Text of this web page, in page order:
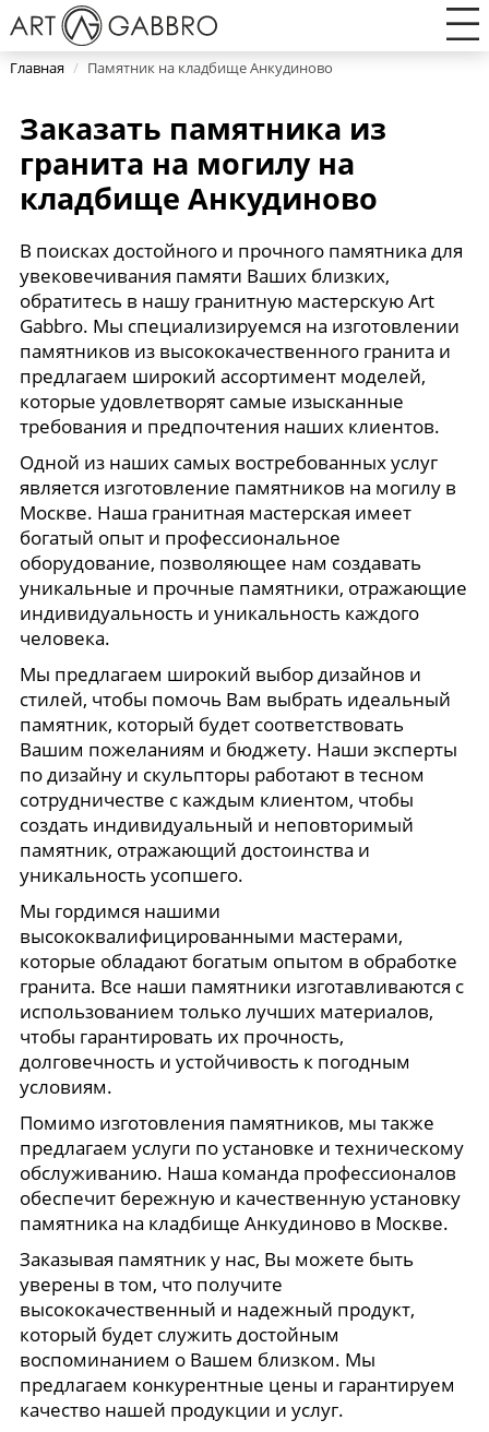
Главная / Памятник на кладбище Анкудиново
Заказать памятника из
гранита на могилу на
кладбище Анкудиново
В поисках достойного и прочного памятника для
увековечивания памяти Ваших близких,
обратитесь в нашу гранитную мастерскую Art
Gabbro. Мы специализируемся на изготовлении
памятников из высококачественного гранита и
предлагаем широкий ассортимент моделей,
которые удовлетворят самые изысканные
требования и предпочтения наших клиентов.
Одной из наших самых востребованных услуг
является изготовление памятников на могилу в
Москве. Наша гранитная мастерская имеет
богатый опыт и профессиональное
оборудование, позволяющее нам создавать
уникальные и прочные памятники, отражающие
индивидуальность и уникальность каждого
человека.
Мы предлагаем широкий выбор дизайнов и
стилей, чтобы помочь Вам выбрать идеальный
памятник, который будет соответствовать
Вашим пожеланиям и бюджету. Наши эксперты
по дизайну и скульпторы работают в тесном
сотрудничестве с каждым клиентом, чтобы
создать индивидуальный и неповторимый
памятник, отражающий достоинства и
уникальность усопшего.
Мы гордимся нашими
высококвалифицированными мастерами,
которые обладают богатым опытом в обработке
гранита. Все наши памятники изготавливаются с
использованием только лучших материалов,
чтобы гарантировать их прочность,
долговечность и устойчивость к погодным
условиям.
Помимо изготовления памятников, мы также
предлагаем услуги по установке и техническому
обслуживанию. Наша команда профессионалов
обеспечит бережную и качественную установку
памятника на кладбище Анкудиново в Москве.
Заказывая памятник у нас, Вы можете быть
уверены в том, что получите
высококачественный и надежный продукт,
который будет служить достойным
воспоминанием о Вашем близком. Мы
предлагаем конкурентные цены и гарантируем
качество нашей продукции и услуг.